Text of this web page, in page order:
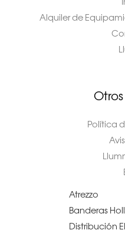
Alquiler de
Política
Atrezzo
Banderas
Distribución